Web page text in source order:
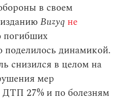
в своем
Buzyq не
погибших
динамикой.
снизился в целом на
мер
ДТП 27% и по болезням